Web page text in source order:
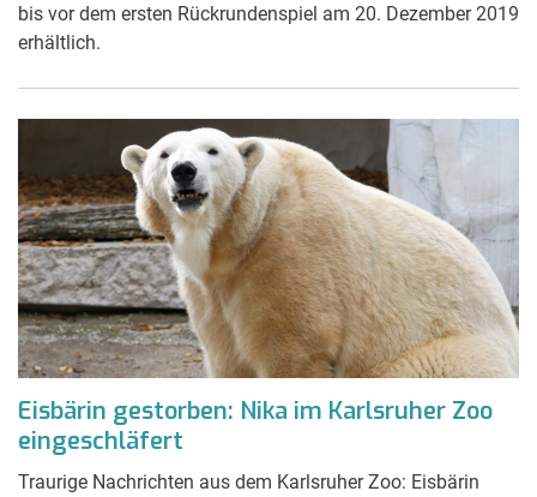
bis vor dem ersten Rückrundenspiel am 20. Dezember 2019
erhältlich.
Eisbärin gestorben: Nika im Karlsruher Zoo
eingeschläfert
Traurige Nachrichten aus dem Karlsruher Zoo: Eisbärin